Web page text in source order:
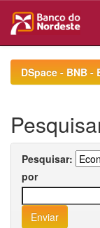
navigationDSpace - BNB
Pesquisar:
por